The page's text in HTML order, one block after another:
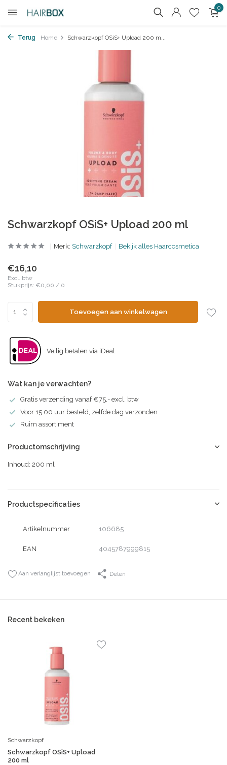
0
Terug Home Schwarzkopf OSiS+ Upload 200 m...
Schwarzkopf OSiS+ Upload 200 ml
Merk: Schwarzkopf Bekijk alles Haarcosmetica
€16,10
Excl. btw
Stukprijs: €0,00 / 0
Toevoegen aan winkelwagen
Veilig betalen via iDeal
Wat kan je verwachten?
Gratis verzending vanaf €75,- excl. btw
Voor 15:00 uur besteld, zelfde dag verzonden
Ruim assortiment
Productomschrijving
Inhoud: 200 ml
Productspecificaties
Artikelnummer 106685
EAN 4045787999815
Aan verlanglijst toevoegen Delen
Recent bekeken
Schwarzkopf
Schwarzkopf OSiS+ Upload
200 ml